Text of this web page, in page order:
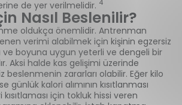
de yer verilmelidir. 4
Nasıl Beslenilir?
oldukça önemlidir. Antrenman
verimi alabilmek için kişinin egzersiz
ve boyuna uygun yeterli ve dengeli bir
Aksi halde kas gelişimi üzerinde
beslenmenin zararları olabilir. Eğer kilo
günlük kalori alımının kısıtlanması
kısıtlaması için tokluk hissi veren